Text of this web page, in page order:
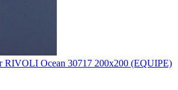
RIVOLI Ocean 30717 200x200 (EQUIPE)